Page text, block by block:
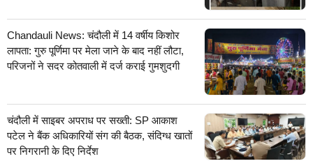
Chandauli News: चंदौली में 14 वर्षीय किशोर
लापता: गुरु पूर्णिमा पर मेला जाने के बाद नहीं लौटा,
परिजनों ने सदर कोतवाली में दर्ज कराई गुमशुदगी
चंदौली में साइबर अपराध पर सख्ती: SP आकाश
पटेल ने बैंक अधिकारियों संग की बैठक, संदिग्ध खातों
पर निगरानी के दिए निर्देश